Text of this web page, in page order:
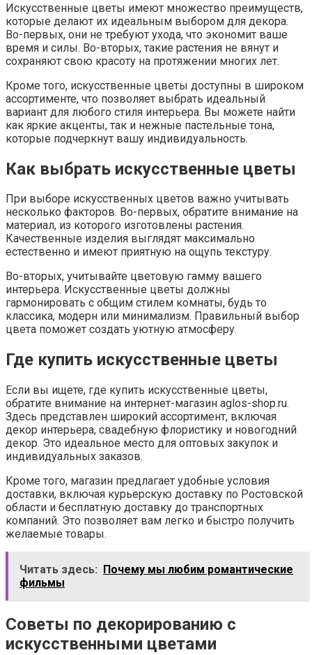
Искусственные цветы имеют множество преимуществ,
которые делают их идеальным выбором для декора.
Во-первых, они не требуют ухода, что экономит ваше
время и силы. Во-вторых, такие растения не вянут и
сохраняют свою красоту на протяжении многих лет.
Кроме того, искусственные цветы доступны в широком
ассортименте, что позволяет выбрать идеальный
вариант для любого стиля интерьера. Вы можете найти
как яркие акценты, так и нежные пастельные тона,
которые подчеркнут вашу индивидуальность.
Как выбрать искусственные цветы
При выборе искусственных цветов важно учитывать
несколько факторов. Во-первых, обратите внимание на
материал, из которого изготовлены растения.
Качественные изделия выглядят максимально
естественно и имеют приятную на ощупь текстуру.
Во-вторых, учитывайте цветовую гамму вашего
интерьера. Искусственные цветы должны
гармонировать с общим стилем комнаты, будь то
классика, модерн или минимализм. Правильный выбор
цвета поможет создать уютную атмосферу.
Где купить искусственные цветы
Если вы ищете, где купить искусственные цветы,
обратите внимание на интернет-магазин aglos-shop.ru.
Здесь представлен широкий ассортимент, включая
декор интерьера, свадебную флористику и новогодний
декор. Это идеальное место для оптовых закупок и
индивидуальных заказов.
Кроме того, магазин предлагает удобные условия
доставки, включая курьерскую доставку по Ростовской
области и бесплатную доставку до транспортных
компаний. Это позволяет вам легко и быстро получить
желаемые товары.
Читать здесь:
Почему мы любим романтические
фильмы
Советы по декорированию с
искусственными цветами